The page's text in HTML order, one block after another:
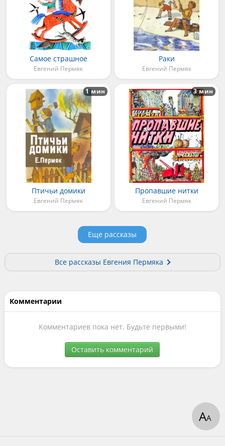
Самое страшное
Евгений Пермяк
Раки
Евгений Пермяк
Птичьи домики
Евгений Пермяк
1 мин
Пропавшие нитки
Евгений Пермяк
3 мин
Еще рассказы
Все рассказы Евгения Пермяка
Комментарии
Комментариев пока нет. Будьте первыми!
Оставить комментарий
АА